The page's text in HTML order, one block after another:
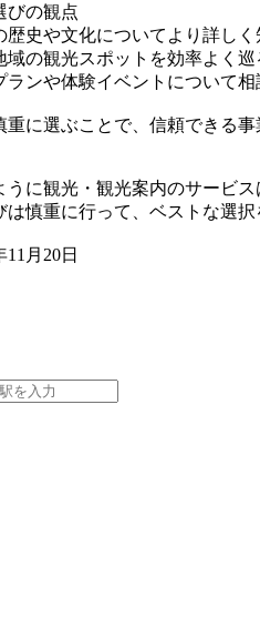
びの観点
歴史や文化についてより詳し
域の観光スポットを効率よく
ランや体験イベントについて
重に選ぶことで、信頼できる事
うに観光・観光案内のサービ
慎重に行って、ベストな選択
月20日